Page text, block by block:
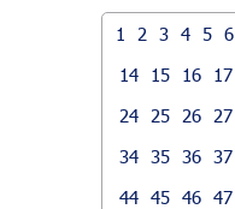
1 2 3 4 5 6
14
15 16 17
24
25 26 27
34 35 36 37
44 45 46 47